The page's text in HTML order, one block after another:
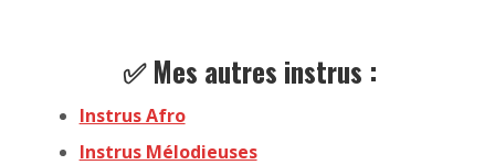
✅ Mes autres instrus :
Instrus Afro
Instrus Mélodieuses